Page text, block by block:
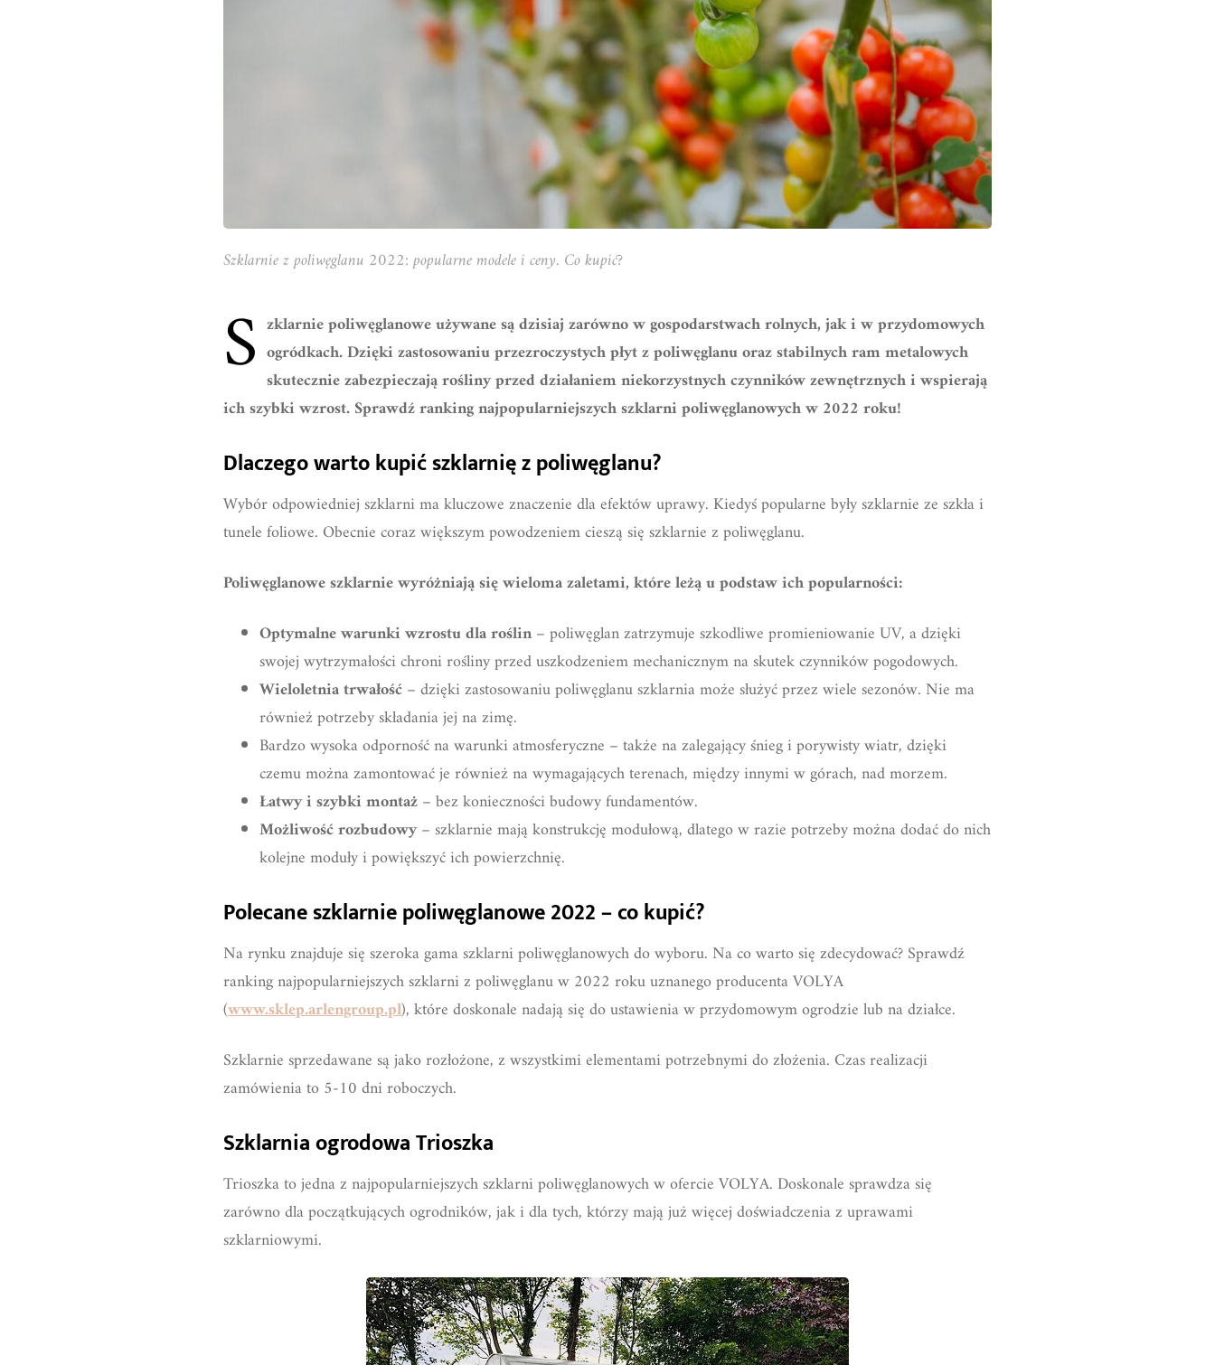
Szklarnie z poliwęglanu 2022: popularne modele i ceny. Co kupić?
S zklarnie poliwęglanowe używane są dzisiaj zarówno w gospodarstwach rolnych, jak i w przydomowych
ogródkach. Dzięki zastosowaniu przezroczystych płyt z poliwęglanu oraz stabilnych ram metalowych
skutecznie zabezpieczają rośliny przed działaniem niekorzystnych czynników zewnętrznych i wspierają
ich szybki wzrost. Sprawdź ranking najpopularniejszych szklarni poliwęglanowych w 2022 roku!
Dlaczego warto kupić szklarnię z poliwęglanu?
Wybór odpowiedniej szklarni ma kluczowe znaczenie dla efektów uprawy. Kiedyś popularne były szklarnie ze szkła i
tunele foliowe. Obecnie coraz większym powodzeniem cieszą się szklarnie z poliwęglanu.
Poliwęglanowe szklarnie wyróżniają się wieloma zaletami, które leżą u podstaw ich popularności:
Optymalne warunki wzrostu dla roślin– poliwęglan zatrzymuje szkodliwe promieniowanie UV, a dzięki
swojej wytrzymałości chroni rośliny przed uszkodzeniem mechanicznym na skutek czynników pogodowych.
Wieloletnia trwałość– dzięki zastosowaniu poliwęglanu szklarnia może służyć przez wiele sezonów. Nie ma
również potrzeby składania jej na zimę.
Bardzo wysoka odporność na warunki atmosferyczne – także na zalegający śnieg i porywisty wiatr, dzięki
czemu można zamontować je również na wymagających terenach, między innymi w górach, nad morzem.
Łatwy i szybki montaż– bez konieczności budowy fundamentów.
Możliwość rozbudowy– szklarnie mają konstrukcję modułową, dlatego w razie potrzeby można dodać do nich
kolejne moduły i powiększyć ich powierzchnię.
Polecane szklarnie poliwęglanowe 2022 – co kupić?
Na rynku znajduje się szeroka gama szklarni poliwęglanowych do wyboru. Na co warto się zdecydować? Sprawdź
ranking najpopularniejszych szklarni z poliwęglanu w 2022 roku uznanego producenta VOLYA
(www.sklep.arlengroup.pl), które doskonale nadają się do ustawienia w przydomowym ogrodzie lub na działce.
Szklarnie sprzedawane są jako rozłożone, z wszystkimi elementami potrzebnymi do złożenia. Czas realizacji
zamówienia to 5-10 dni roboczych.
Szklarnia ogrodowa Trioszka
Trioszka to jedna z najpopularniejszych szklarni poliwęglanowych w ofercie VOLYA. Doskonale sprawdza się
zarówno dla początkujących ogrodników, jak i dla tych, którzy mają już więcej doświadczenia z uprawami
szklarniowymi.